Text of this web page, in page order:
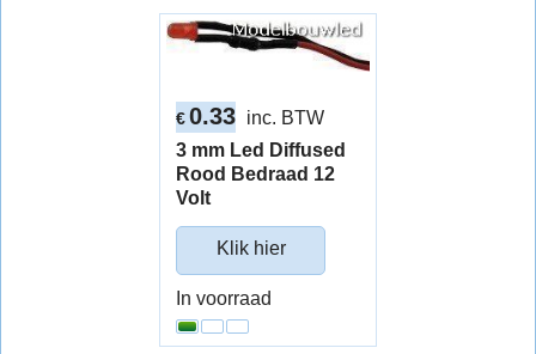
€ 0.33
inc. BTW
3 mm Led Diffused
Rood Bedraad 12
Volt
Klik hier
In voorraad